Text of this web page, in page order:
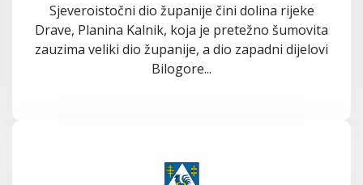
Sjeveroistočni dio županije čini dolina rijeke
Drave, Planina Kalnik, koja je pretežno šumovita
zauzima veliki dio županije, a dio zapadni dijelovi
Bilogore...